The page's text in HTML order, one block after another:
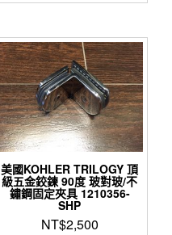
美國KOHLER TRILOGY 頂
級五金鉸鍊 90度 玻對玻/不
鏽鋼固定夾具 1210356-
SHP
NT$2,500